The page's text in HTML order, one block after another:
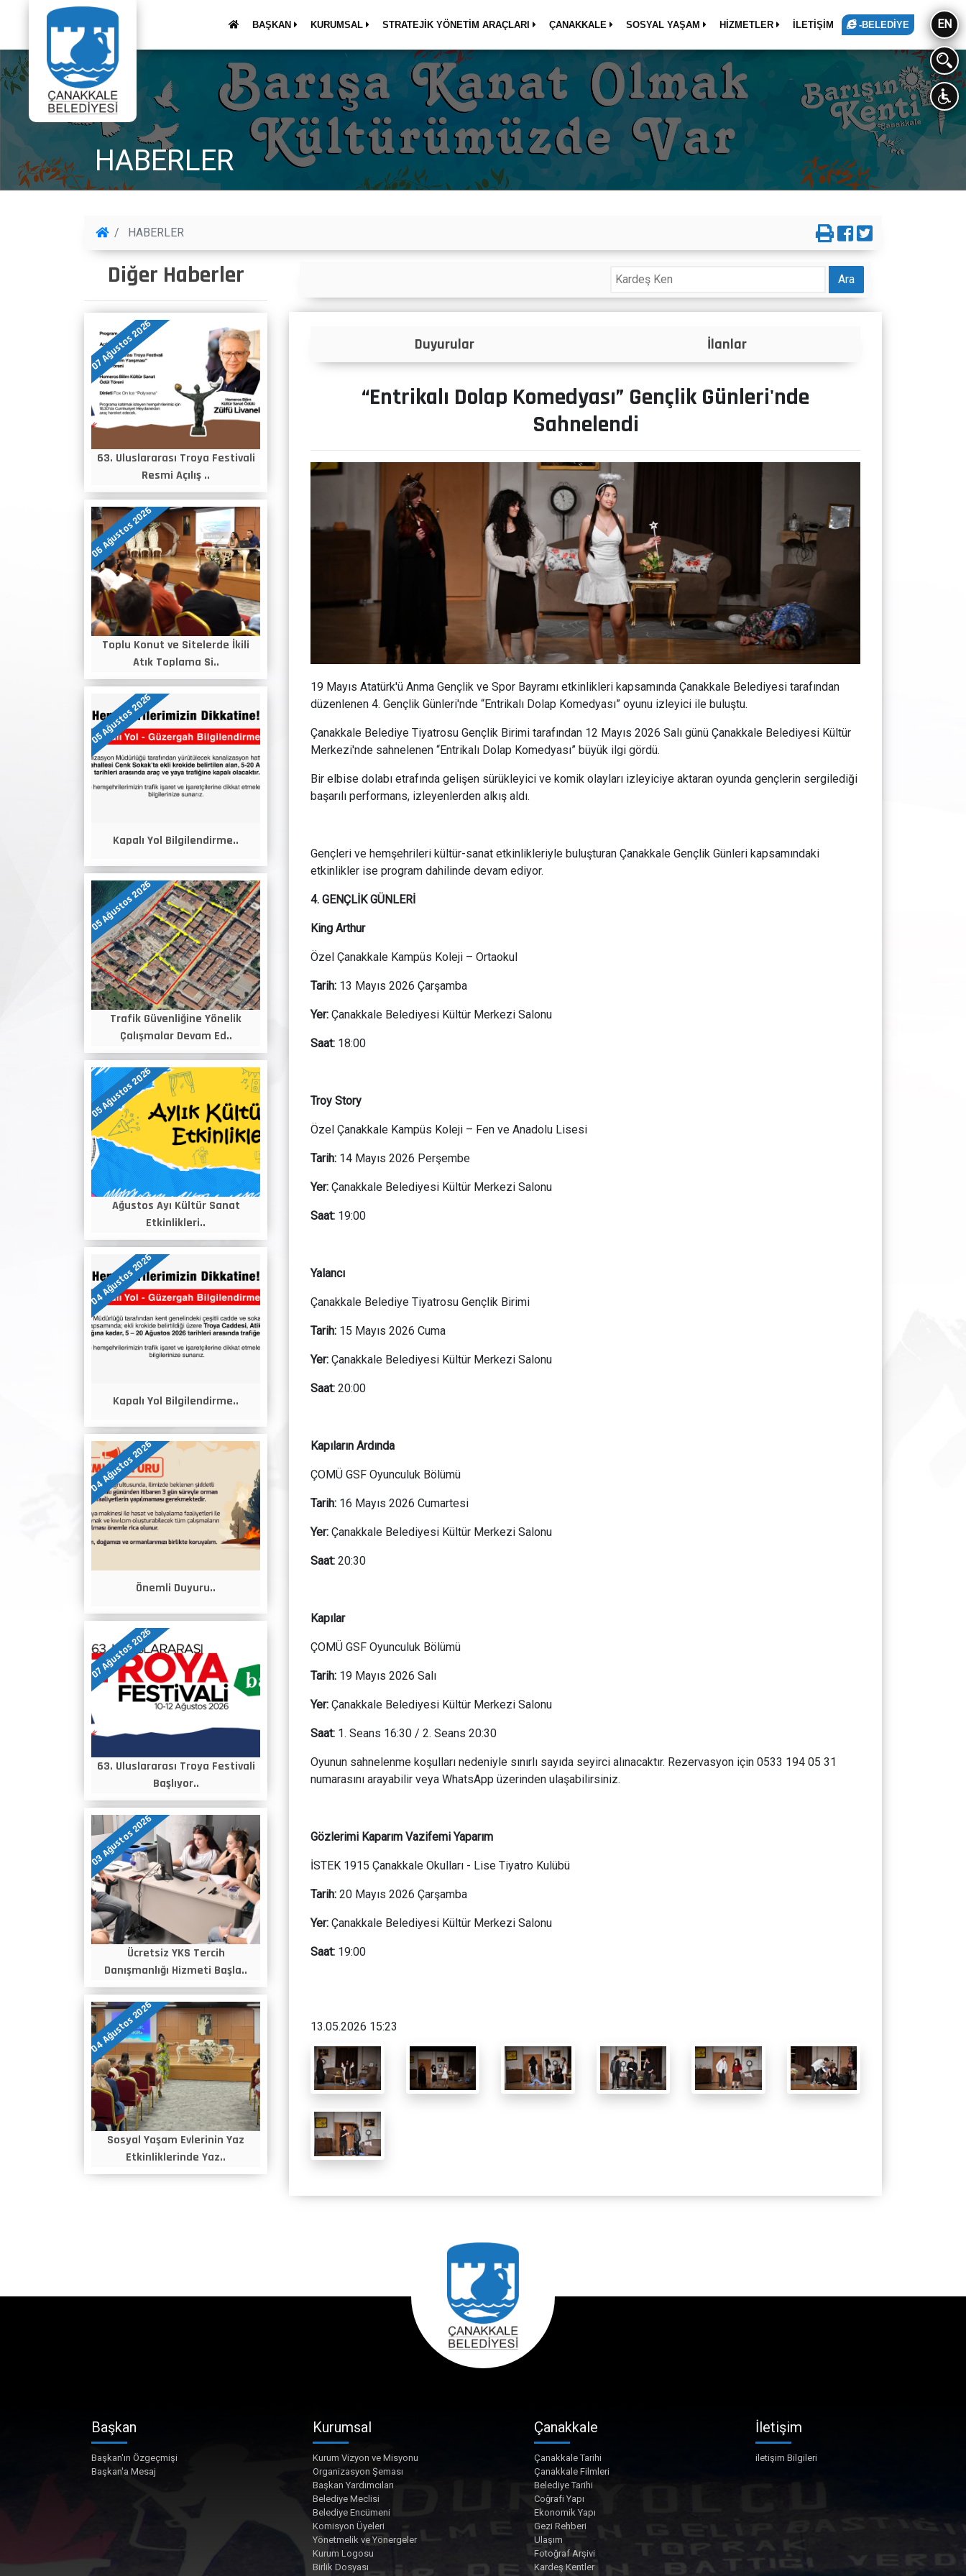
BAŞKAN KURUMSAL STRATEJİK YÖNETİM ARAÇLARI ÇANAKKALE SOSYAL YAŞAM HİZMETLER İLETİŞİM -BELEDİYE EN
HABERLER
HABERLER
Diğer Haberler
07 Ağustos 2026
63. Uluslararası Troya Festivali
Resmi Açılış ..
06 Ağustos 2026
Toplu Konut ve Sitelerde İkili
Atık Toplama Si..
05 Ağustos 2026
Kapalı Yol Bilgilendirme..
05 Ağustos 2026
Trafik Güvenliğine Yönelik
Çalışmalar Devam Ed..
05 Ağustos 2026
Ağustos Ayı Kültür Sanat
Etkinlikleri..
04 Ağustos 2026
Kapalı Yol Bilgilendirme..
04 Ağustos 2026
Önemli Duyuru..
07 Ağustos 2026
63. Uluslararası Troya Festivali
Başlıyor..
03 Ağustos 2026
Ücretsiz YKS Tercih
Danışmanlığı Hizmeti Başla..
04 Ağustos 2026
Sosyal Yaşam Evlerinin Yaz
Etkinliklerinde Yaz..
Ara
Duyurular İlanlar Projeler
“Entrikalı Dolap Komedyası” Gençlik Günleri'nde
Sahnelendi
19 Mayıs Atatürk'ü Anma Gençlik ve Spor Bayramı etkinlikleri kapsamında Çanakkale Belediyesi tarafından
düzenlenen 4. Gençlik Günleri'nde “Entrikalı Dolap Komedyası” oyunu izleyici ile buluştu.
Çanakkale Belediye Tiyatrosu Gençlik Birimi tarafından 12 Mayıs 2026 Salı günü Çanakkale Belediyesi Kültür
Merkezi'nde sahnelenen “Entrikalı Dolap Komedyası” büyük ilgi gördü.
Bir elbise dolabı etrafında gelişen sürükleyici ve komik olayları izleyiciye aktaran oyunda gençlerin sergilediği
başarılı performans, izleyenlerden alkış aldı.
Gençleri ve hemşehrileri kültür-sanat etkinlikleriyle buluşturan Çanakkale Gençlik Günleri kapsamındaki
etkinlikler ise program dahilinde devam ediyor.
4. GENÇLİK GÜNLERİ
King Arthur
Özel Çanakkale Kampüs Koleji – Ortaokul
Tarih: 13 Mayıs 2026 Çarşamba
Yer: Çanakkale Belediyesi Kültür Merkezi Salonu
Saat: 18:00
Troy Story
Özel Çanakkale Kampüs Koleji – Fen ve Anadolu Lisesi
Tarih: 14 Mayıs 2026 Perşembe
Yer: Çanakkale Belediyesi Kültür Merkezi Salonu
Saat: 19:00
Yalancı
Çanakkale Belediye Tiyatrosu Gençlik Birimi
Tarih: 15 Mayıs 2026 Cuma
Yer: Çanakkale Belediyesi Kültür Merkezi Salonu
Saat: 20:00
Kapıların Ardında
ÇOMÜ GSF Oyunculuk Bölümü
Tarih: 16 Mayıs 2026 Cumartesi
Yer: Çanakkale Belediyesi Kültür Merkezi Salonu
Saat: 20:30
Kapılar
ÇOMÜ GSF Oyunculuk Bölümü
Tarih: 19 Mayıs 2026 Salı
Yer: Çanakkale Belediyesi Kültür Merkezi Salonu
Saat: 1. Seans 16:30 / 2. Seans 20:30
Oyunun sahnelenme koşulları nedeniyle sınırlı sayıda seyirci alınacaktır. Rezervasyon için 0533 194 05 31
numarasını arayabilir veya WhatsApp üzerinden ulaşabilirsiniz.
Gözlerimi Kaparım Vazifemi Yaparım
İSTEK 1915 Çanakkale Okulları - Lise Tiyatro Kulübü
Tarih: 20 Mayıs 2026 Çarşamba
Yer: Çanakkale Belediyesi Kültür Merkezi Salonu
Saat: 19:00
13.05.2026 15:23
Başkan
Başkan'ın Özgeçmişi
Başkan'a Mesaj
Kurumsal
Kurum Vizyon ve Misyonu
Organizasyon Şeması
Başkan Yardımcıları
Belediye Meclisi
Belediye Encümeni
Komisyon Üyeleri
Yönetmelik ve Yönergeler
Kurum Logosu
Birlik Dosyası
Çanakkale
Çanakkale Tarihi
Çanakkale Filmleri
Belediye Tarihi
Coğrafi Yapı
Ekonomik Yapı
Gezi Rehberi
Ulaşım
Fotoğraf Arşivi
Kardeş Kentler
İletişim
iletişim Bilgileri